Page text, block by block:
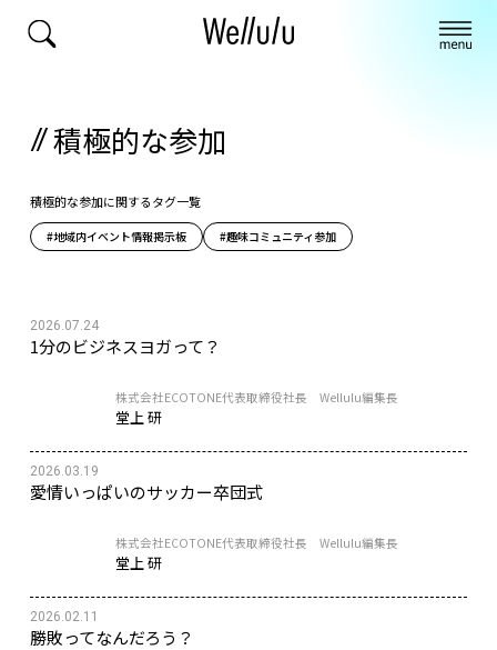
積極的な参加
積極的な参加に関するタグ一覧
#地域内イベント情報掲示板 #趣味コミュニティ参加
2026.07.24
1分のビジネスヨガって？
株式会社ECOTONE代表取締役社長 Wellulu編集長
堂上 研
2026.03.19
愛情いっぱいのサッカー卒団式
株式会社ECOTONE代表取締役社長 Wellulu編集長
堂上 研
2026.02.11
勝敗ってなんだろう？